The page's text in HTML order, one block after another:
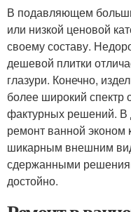
В подавляющем
или низкой ценовой
своему составу.
дешевой плитки
глазури. Конечно,
более широкий спектр
фактурных решений. В
ремонт ванной эконом
шикарным внешним
сдержанными
достойно.